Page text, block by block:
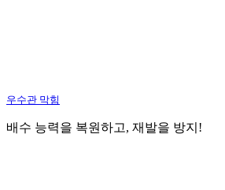
우수관 막힘
배수 능력을 복원하고, 재발을 방지!